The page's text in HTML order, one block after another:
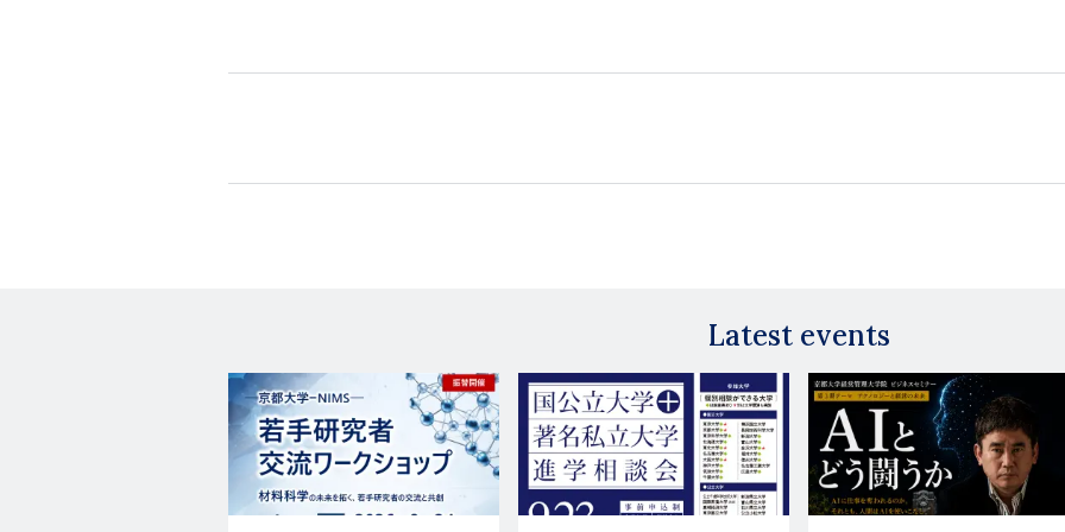
Latest events